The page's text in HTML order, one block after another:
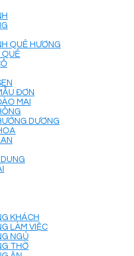
QUÊ HƯƠNG
ĐƠN
MAI
DƯƠNG
KHÁCH
LÀM VIỆC
NGỦ
THỜ